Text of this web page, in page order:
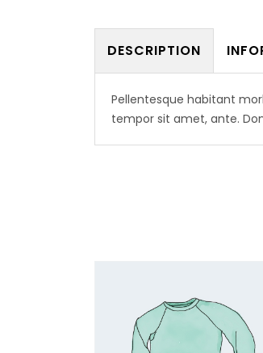
DESCRIPTION
Pellentesque habitant
tempor sit amet, ante.